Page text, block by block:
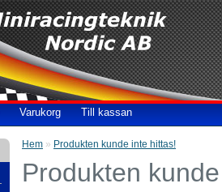
Varukorg Till kassan
Hem » Produkten kunde inte hittas!
Produkten